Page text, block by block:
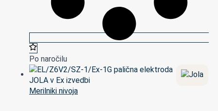
Po naročilu
Merilniki nivoja